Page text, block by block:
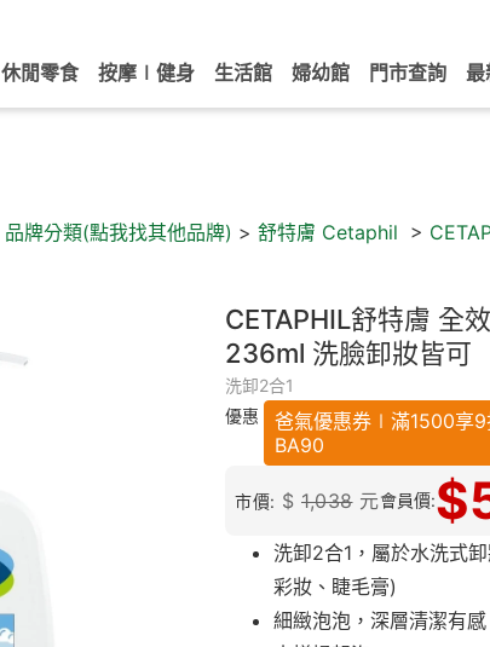
休閒零食 按摩∣健身 生活館 婦幼館 門市查詢 最
品牌分類(點我找其他品牌) > 舒特膚 Cetaphil >
CETAPHIL舒特膚 全
236ml 洗臉卸妝皆可
洗卸2合1
市價: $ 1,038 元會員價:$
優惠
爸氣優惠券∣滿1500享9
BA90
洗卸2合1，屬於水洗式
彩妝、睫毛膏)
細緻泡泡，深層清潔有